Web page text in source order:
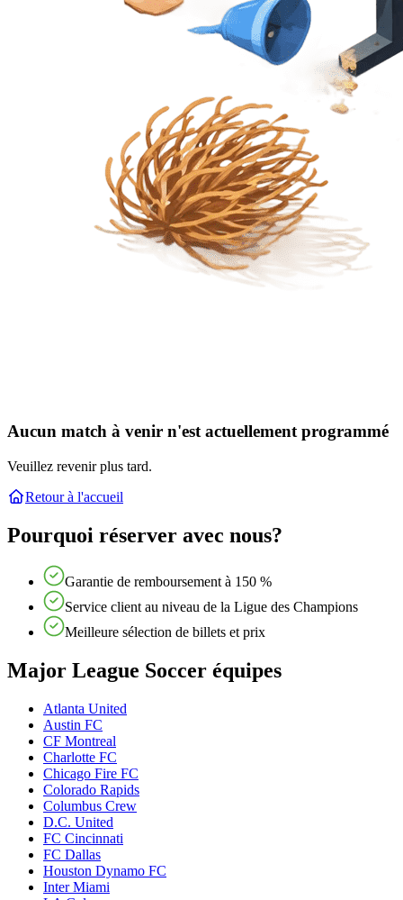
Aucun match à venir n'est actuellement programmé
Veuillez revenir plus tard.
Retour à l'accueil
Pourquoi réserver avec nous?
Garantie de remboursement à 150 %
Service client au niveau de la Ligue des Champions
Meilleure sélection de billets et prix
Major League Soccer équipes
Atlanta United
Austin FC
CF Montreal
Charlotte FC
Chicago Fire FC
Colorado Rapids
Columbus Crew
D.C. United
FC Cincinnati
FC Dallas
Houston Dynamo FC
Inter Miami